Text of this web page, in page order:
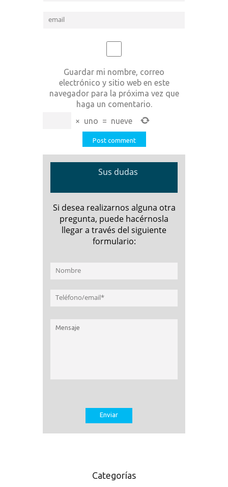
Guardar mi nombre, correo
electrónico y sitio web en este
navegador para la próxima vez que
haga un comentario.
× uno = nueve
Sus dudas
Si desea realizarnos alguna otra
pregunta, puede hacérnosla
llegar a través del siguiente
formulario:
Categorías